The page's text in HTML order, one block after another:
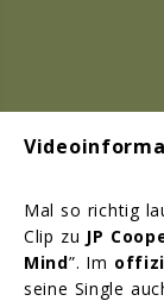
Mal so richtig
Clip zu JP
Mind”. Im
seine Single